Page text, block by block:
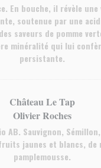
En bouche, il révèle une
soutenue par une
saveurs de pomme
minéralité qui lui
persistante.
Château Le Tap
Olivier Roches
AB. Sauvignon,
jaunes et blancs, de
pamplemousse.